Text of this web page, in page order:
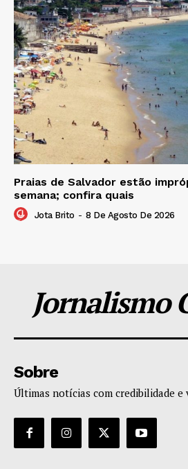
Praias de Salvador estão
semana; confira quais
Jota Brito - 8 De Agosto De 2026
Jornalismo
Sobre
Últimas notícias com credibilidade e